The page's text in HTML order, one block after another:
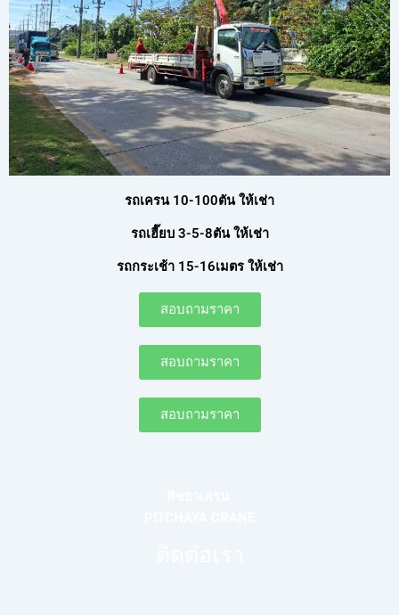
รถเครน 10-100ตัน ให้เช่า
รถเฮี๊ยบ 3-5-8ตัน ให้เช่า
รถกระเช้า 15-16เมตร ให้เช่า
สอบถามราคา
สอบถามราคา
สอบถามราคา